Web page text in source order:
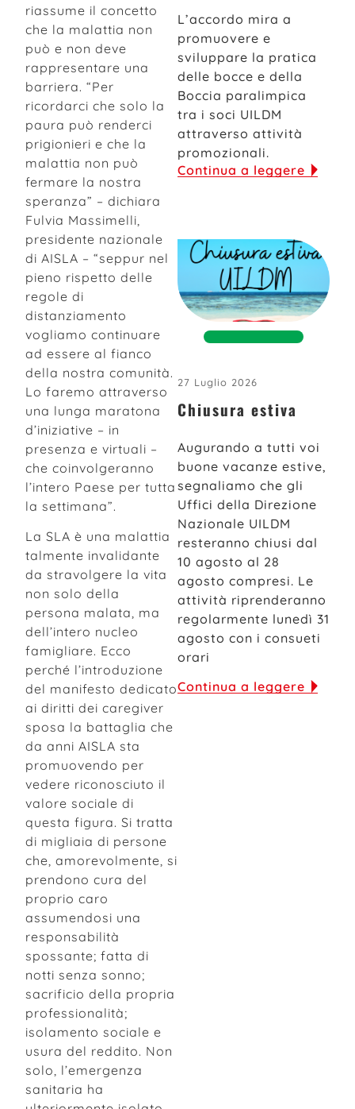
riassume il concetto
che la malattia non
può e non deve
rappresentare una
barriera. “Per
ricordarci che solo la
paura può renderci
prigionieri e che la
malattia non può
fermare la nostra
speranza” – dichiara
Fulvia Massimelli,
presidente nazionale
di AISLA – “seppur nel
pieno rispetto delle
regole di
distanziamento
vogliamo continuare
ad essere al fianco
della nostra comunità.
Lo faremo attraverso
una lunga maratona
d’iniziative – in
presenza e virtuali –
che coinvolgeranno
l’intero Paese per tutta
la settimana”.
La SLA è una malattia
talmente invalidante
da stravolgere la vita
non solo della
persona malata, ma
dell’intero nucleo
famigliare. Ecco
perché l’introduzione
del manifesto dedicato
ai diritti dei caregiver
sposa la battaglia che
da anni AISLA sta
promuovendo per
vedere riconosciuto il
valore sociale di
questa figura. Si tratta
di migliaia di persone
che, amorevolmente, si
prendono cura del
proprio caro
assumendosi una
responsabilità
spossante; fatta di
notti senza sonno;
sacrificio della propria
professionalità;
isolamento sociale e
usura del reddito. Non
solo, l’emergenza
sanitaria ha
L’accordo mira a
promuovere e
sviluppare la pratica
delle bocce e della
Boccia paralimpica
tra i soci UILDM
attraverso attività
promozionali.
Continua a leggere
27 Luglio 2026
Chiusura estiva
Augurando a tutti voi
buone vacanze estive,
segnaliamo che gli
Uffici della Direzione
Nazionale UILDM
resteranno chiusi dal
10 agosto al 28
agosto compresi. Le
attività riprenderanno
regolarmente lunedì 31
agosto con i consueti
orari
Continua a leggere